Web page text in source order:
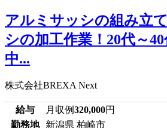
アルミサッシの組み立
シの加工作業！20代～
中...
株式会社BREXA Next
給与 月収例320,000円
勤務地
新潟県 柏崎市